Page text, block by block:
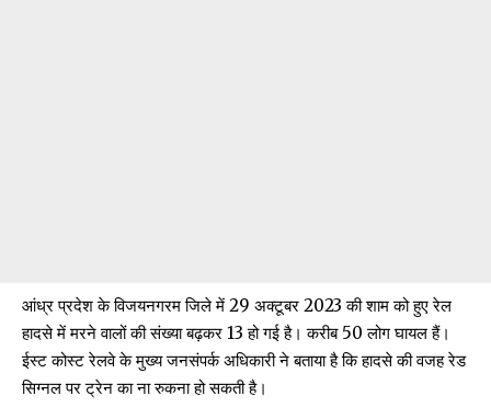
आंध्र प्रदेश के विजयनगरम जिले में 29 अक्टूबर 2023 की शाम को हुए रेल
हादसे में मरने वालों की संख्या बढ़कर 13 हो गई है। करीब 50 लोग घायल हैं।
ईस्ट कोस्ट रेलवे के मुख्य जनसंपर्क अधिकारी ने बताया है कि हादसे की वजह रेड
सिग्नल पर ट्रेन का ना रुकना हो सकती है।